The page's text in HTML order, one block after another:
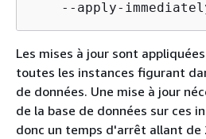
--apply-
Les mises à jour sont
toutes les instances figurant
de données. Une mise à jour
de la base de données sur ces
donc un temps d'arrêt allant de